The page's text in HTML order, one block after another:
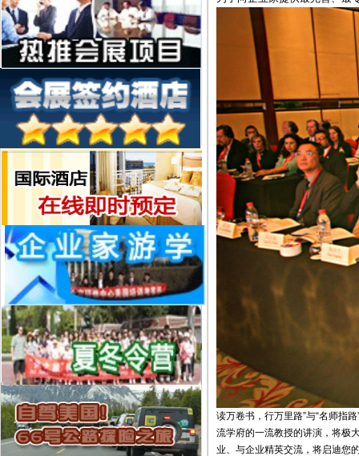
读万卷书，行万里路”与“名师指
流学府的一流教授的讲演，将极
业、与企业精英交流，将启迪您